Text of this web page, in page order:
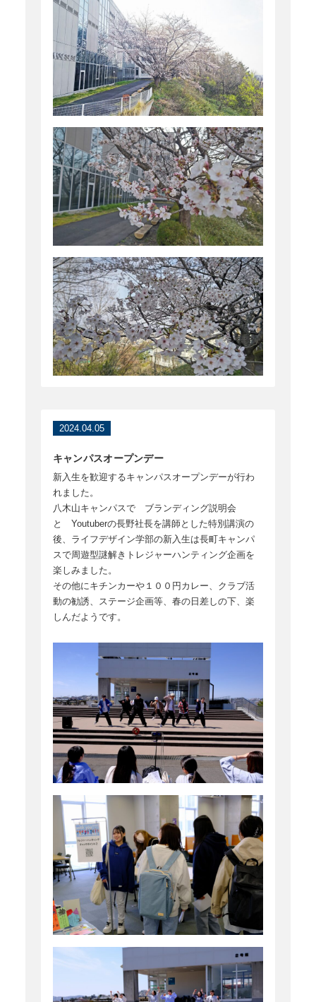
2024.04.05
キャンパスオープンデー
新入生を歓迎するキャンパスオープンデーが行わ
れました。
八木山キャンパスで ブランディング説明会
と Youtuberの長野社長を講師とした特別講演の
後、ライフデザイン学部の新入生は長町キャンパ
スで周遊型謎解きトレジャーハンティング企画を
楽しみました。
その他にキチンカーや１００円カレー、クラブ活
動の勧誘、ステージ企画等、春の日差しの下、楽
しんだようです。